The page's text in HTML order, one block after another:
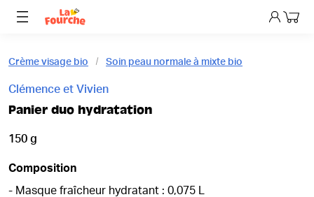
Mon
Crème visage bio Soin peau normale à mixte bio
Clémence et Vivien
Panier duo hydratation
150 g
Composition
- Masque fraîcheur hydratant : 0,075 L